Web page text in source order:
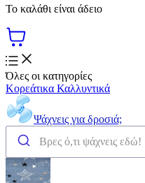
Το καλάθι είναι άδειο
Όλες οι κατηγορίες
Κορεάτικα Καλλυντικά
Ψάχνεις για δροσιά;